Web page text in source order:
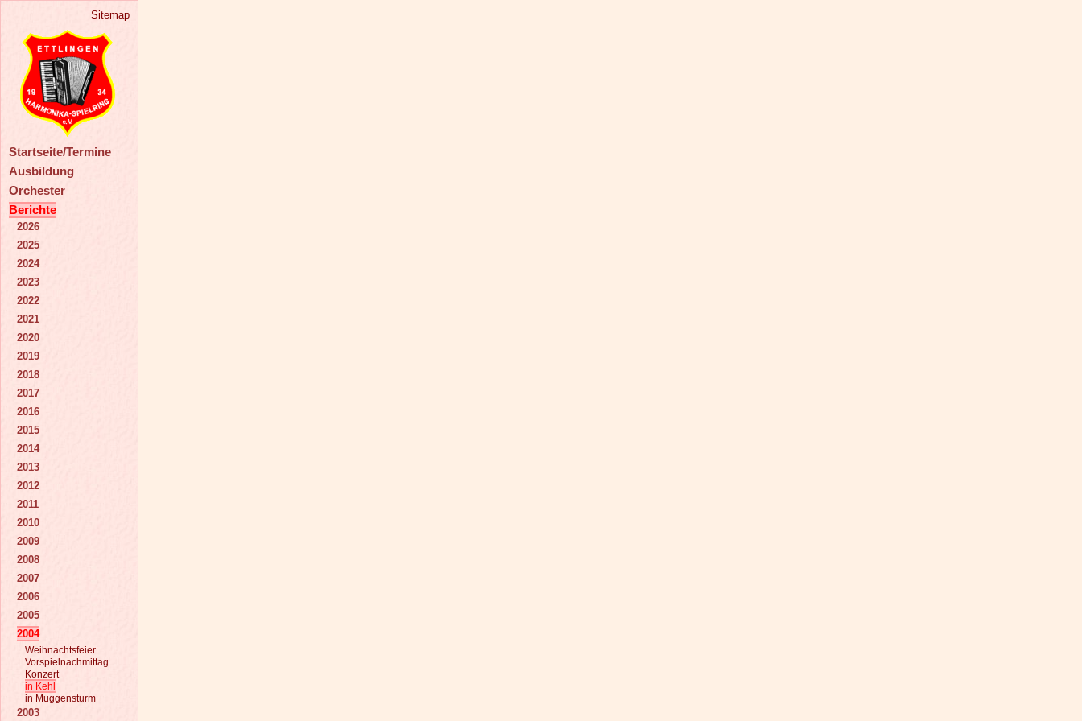
Sitemap
Startseite/Termine
Ausbildung
Orchester
Berichte
2026
2025
2024
2023
2022
2021
2020
2019
2018
2017
2016
2015
2014
2013
2012
2011
2010
2009
2008
2007
2006
2005
2004
Weihnachtsfeier
Vorspielnachmittag
Konzert
in Kehl
in Muggensturm
2003